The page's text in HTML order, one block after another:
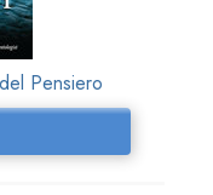
Pensiero